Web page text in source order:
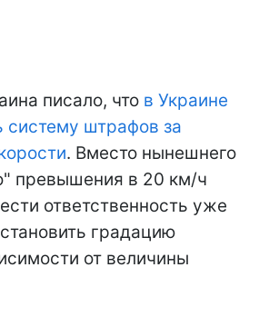
писало, что в Украине
систему штрафов за
. Вместо нынешнего
превышения в 20 км/ч
ответственность уже
градацию
от величины